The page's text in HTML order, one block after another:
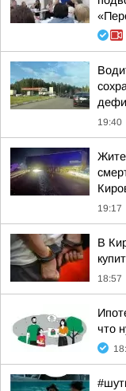
19:40
19:17
В
18:57
что